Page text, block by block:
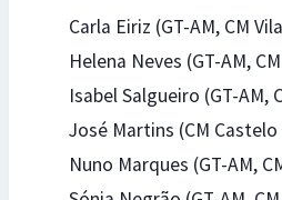
Carla Eiriz (GT-AM, CM
Helena Neves (GT-AM,
Isabel Salgueiro (GT-AM,
José Martins (CM
Nuno Marques (GT-AM,